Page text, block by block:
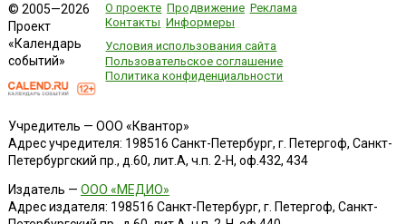
© 2005—2026
Проект
«Календарь
событий»
О проекте Продвижение Реклама
Контакты Информеры
Условия использования сайта
Пользовательское соглашение
Политика конфиденциальности
Учредитель — ООО «Квантор»
Адрес учредителя: 198516 Санкт-Петербург, г. Петергоф, Санкт-
Петербургский пр., д.60, лит.А, ч.п. 2-Н, оф.432, 434
Издатель — ООО «МЕДИО»
Адрес издателя: 198516 Санкт-Петербург, г. Петергоф, Санкт-